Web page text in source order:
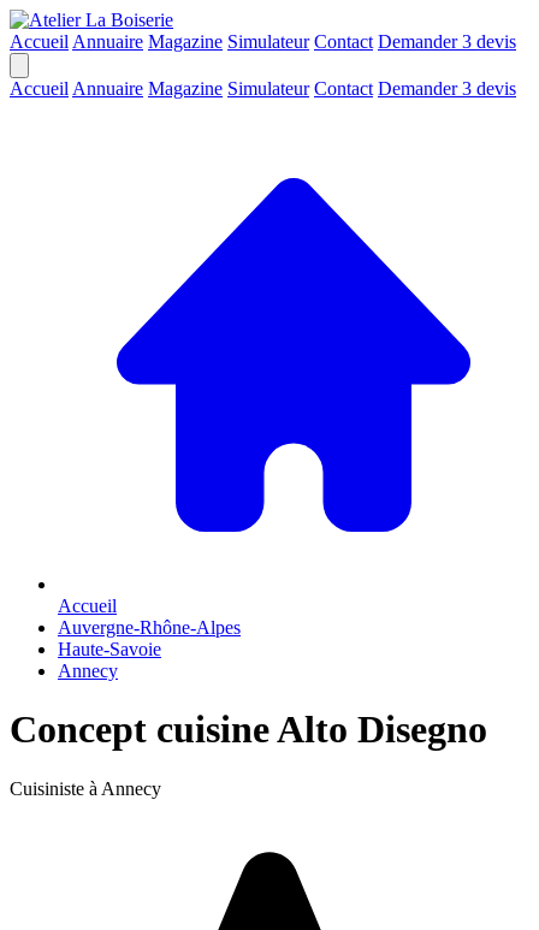
Accueil Annuaire Magazine Simulateur Contact Demander 3 devis
Accueil Annuaire Magazine Simulateur Contact Demander 3 devis
Accueil
Auvergne-Rhône-Alpes
Haute-Savoie
Annecy
Concept cuisine Alto Disegno
Cuisiniste à Annecy